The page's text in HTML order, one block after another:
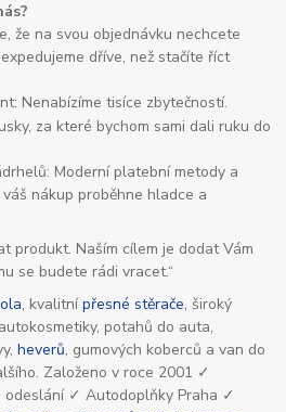
že na svou objednávku nechcete
dříve, než stačíte říct
Nenabízíme tisíce zbytečností.
za které bychom sami dali ruku do
Moderní platební metody a
nákup proběhne hladce a
produkt. Naším cílem je dodat Vám
se budete rádi vracet.“
, kvalitnípřesné stěrače, široký
potahů do auta,
heverů, gumových koberců a van do
Založeno v roce 2001 ✓
odeslání ✓ Autodoplňky Praha ✓